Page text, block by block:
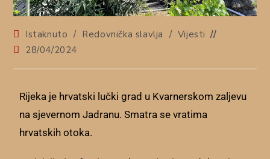
Istaknuto / Redovnička slavlja / Vijesti
28/04/2024
Rijeka je hrvatski lučki grad u Kvarnerskom zaljevu
na sjevernom Jadranu. Smatra se vratima
hrvatskih otoka.